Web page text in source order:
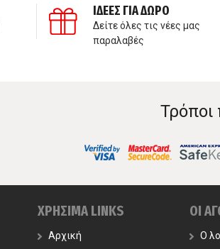
ΙΔΕΕΣ ΓΙΑ ΔΩΡΟ
Δείτε όλες τις νέες μας
παραλαβές
ΧΡΗΣΙΜΑ LINKS
Αρχική
ΟΙ
Ο